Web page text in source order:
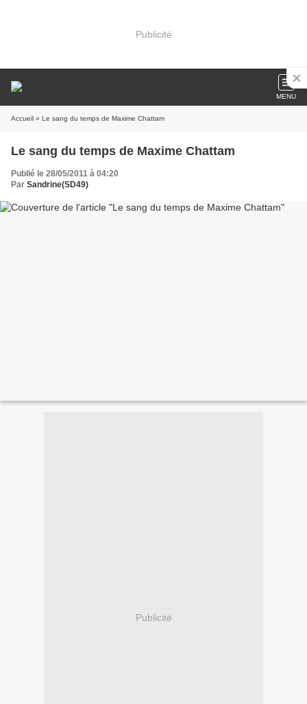
Publicité
MENU
Accueil » Le sang du temps de Maxime Chattam
Le sang du temps de Maxime Chattam
Publié le 28/05/2011 à 04:20
Par Sandrine(SD49)
Publicité